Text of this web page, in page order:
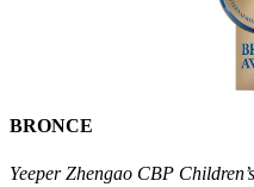
BRONCE
Yeeper Zhengao CBP